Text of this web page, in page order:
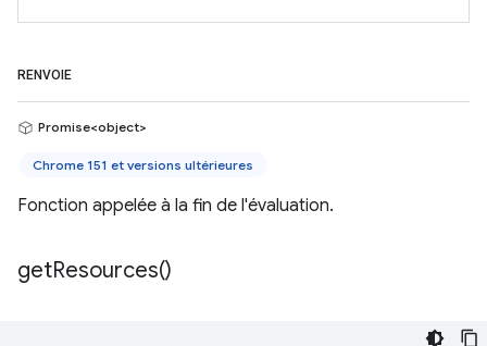
RENVOIE
Promise<object>
Chrome 151 et versions ultérieures
Fonction appelée à la fin de l'évaluation.
getResources()